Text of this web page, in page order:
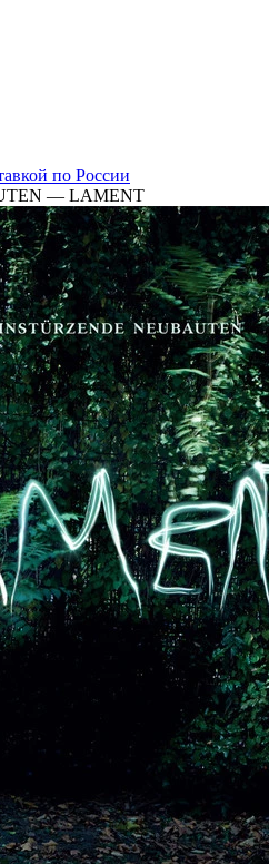
по России
— LAMENT